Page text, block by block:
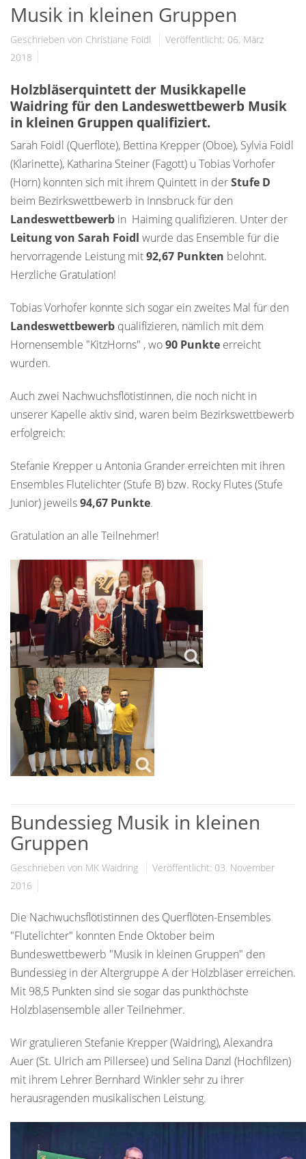
Musik in kleinen Gruppen
Geschrieben von Christiane Foidl
Veröffentlicht: 06. März
2018
Holzbläserquintett der Musikkapelle
Waidring für den Landeswettbewerb Musik
in kleinen Gruppen qualifiziert.
Sarah Foidl (Querflöte), Bettina Krepper (Oboe), Sylvia Foidl
(Klarinette), Katharina Steiner (Fagott) u Tobias Vorhofer
(Horn) konnten sich mit ihrem Quintett in derStufe D
beim Bezirkswettbewerb in Innsbruck für den
Landeswettbewerb in Haiming qualifizieren. Unter der
Leitung von Sarah Foidl wurde das Ensemble für die
hervorragende Leistung mit92,67 Punkten belohnt.
Herzliche Gratulation!
Tobias Vorhofer konnte sich sogar ein zweites Mal für den
Landeswettbewerb qualifizieren, nämlich mit dem
Hornensemble "KitzHorns" , wo90 Punkte erreicht
wurden.
Auch zwei Nachwuchsflötistinnen, die noch nicht in
unserer Kapelle aktiv sind, waren beim Bezirkswettbewerb
erfolgreich:
Stefanie Krepper u Antonia Grander erreichten mit ihren
Ensembles Flutelichter (Stufe B) bzw. Rocky Flutes (Stufe
Junior) jeweils94,67 Punkte.
Gratulation an alle Teilnehmer!
Bundessieg Musik in kleinen
Gruppen
Geschrieben von MK Waidring
Veröffentlicht: 03. November
2016
Die Nachwuchsflötistinnen des Querflöten-Ensembles
"Flutelichter" konnten Ende Oktober beim
Bundeswettbewerb "Musik in kleinen Gruppen" den
Bundessieg in der Altergruppe A der Holzbläser erreichen.
Mit 98,5 Punkten sind sie sogar das punkthöchste
Holzblasensemble aller Teilnehmer.
Wir gratulieren Stefanie Krepper (Waidring), Alexandra
Auer (St. Ulrich am Pillersee) und Selina Danzl (Hochfilzen)
mit ihrem Lehrer Bernhard Winkler sehr zu ihrer
herausragenden musikalischen Leistung.